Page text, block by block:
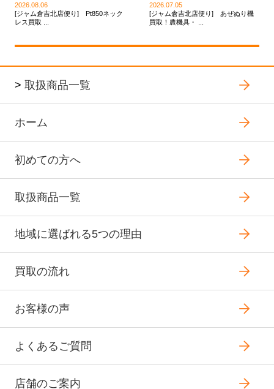
2026.08.06
[ジャム倉吉北店便り] Pt850ネック
レス買取 ...
2026.07.05
[ジャム倉吉北店便り] あぜぬり機
買取！農機具・ ...
> 取扱商品一覧
ホーム
初めての方へ
取扱商品一覧
地域に選ばれる5つの理由
買取の流れ
お客様の声
よくあるご質問
店舗のご案内